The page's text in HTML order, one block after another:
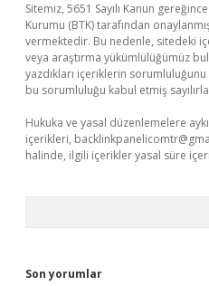
Sitemiz, 5651 Sayılı Kanun
Kurumu (BTK) tarafından
vermektedir. Bu nedenle, sitedeki
veya araştırma yükümlülüğümüz
yazdıkları içeriklerin
bu sorumluluğu kabul etmiş
Hukuka ve yasal düzenlemelere
içerikleri,
halinde, ilgili içerikler yasal süre
Son yorumlar